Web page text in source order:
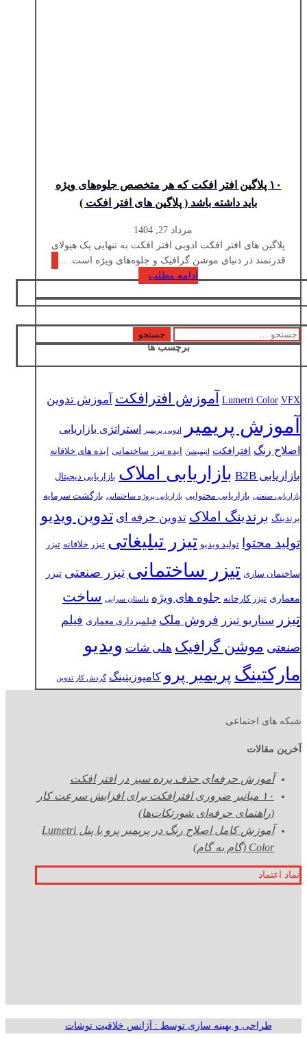
۱۰ پلاگین افتر افکت که هر متخصص جلوه‌های ویژه
باید داشته باشد ( پلاگین های افتر افکت )
مرداد 27, 1404
پلاگین های افتر افکت ادوبی افتر افکت به تنهایی یک هیولای
قدرتمند در دنیای موشن گرافیک و جلوه‌های ویژه است. ...
ادامه مطلب
جستجو
برچسب ها
Lumetri Color VFX آموزش افترافکت آموزش تدوین
آموزش پریمیر ادوبی پریمیر
استراتژی بازاریابی
اصلاح رنگ افترافکت انیمیشن ایده تیزر ساختمانی ایده های خلاقانه
بازاریابی B2B بازاریابی املاک بازاریابی دیجیتال
بازاریابی صنعتی بازاریابی محتوایی بازاریابی پروژه ساختمانی بازگشت سرمایه
برندینگ برندینگ املاک تدوین حرفه ای تدوین ویدیو
تولید محتوا تولید ویدیو تیزر تبلیغاتی تیزر خلاقانه تیزر
ساختمان سازی تیزر ساختمانی تیزر صنعتی تیزر
معماری تیزر کارخانه جلوه های ویژه داستان سرایی ساخت
تیزر سناریو تیزر فروش ملک فیلمبرداری معماری فیلم
صنعتی موشن گرافیک هلی شات ویدیو
مارکتینگ پریمیر پرو کامپوزیتینگ گردش کار تدوین
شبکه های اجتماعی
آخرین مقالات
آموزش حرفه‌ای حذف پرده سبز در افتر افکت
۱۰ میانبر ضروری افترافکت برای افزایش سرعت کار
(راهنمای حرفه‌ای شورتکات‌ها)
آموزش کامل اصلاح رنگ در پریمیر پرو با پنل Lumetri
Color (گام به گام)
نماد اعتماد
طراحی و بهینه سازی توسط : آژانس خلاقیت توشات